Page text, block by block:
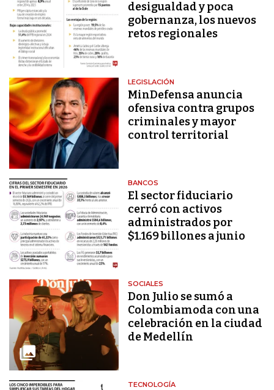
desigualdad y poca
gobernanza, los nuevos
retos regionales
LEGISLACIÓN
MinDefensa anuncia
ofensiva contra grupos
criminales y mayor
control territorial
BANCOS
El sector fiduciario
cerró con activos
administrados por
$1.169 billones a junio
SOCIALES
Don Julio se sumó a
Colombiamoda con una
celebración en la ciudad
de Medellín
TECNOLOGÍA